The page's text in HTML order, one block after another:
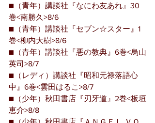
■（青年）講談社『なにわ友あれ』30
巻<南勝久>8/6
■（青年）講談社『セブン☆スター』1
巻<柳内大樹>8/6
■（青年）講談社『悪の教典』6巻<烏山
英司>8/7
■（レディ）講談社『昭和元禄落語心
中』6巻<雲田はるこ>8/7
■（少年）秋田書店『刃牙道』2巻<板垣
恵介>8/8